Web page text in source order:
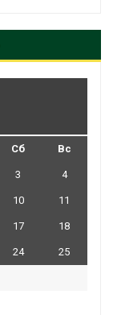
Сб Вс
3 4
10 11
17 18
24 25